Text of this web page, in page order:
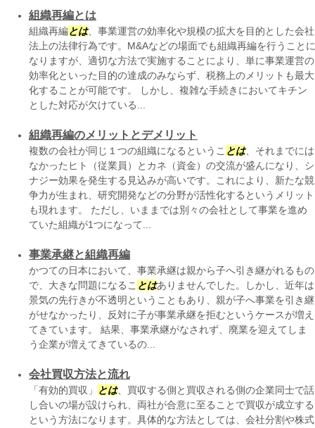
組織再編とは
組織再編とは、事業運営の効率化や規模の拡大を目的とした会社
法上の法律行為です。M&Aなどの場面でも組織再編を行うことに
なりますが、適切な方法で実施することにより、単に事業運営の
効率化といった目的の達成のみならず、税務上のメリットも最大
化することが可能です。 しかし、複雑な手続きにおいてキチン
とした対応が欠けている...
組織再編のメリットとデメリット
複数の会社が同じ１つの組織になるというこ とは、それまでには
なかったヒト（従業員）とカネ（資金）の交流が盛んになり、シ
ナジー効果を発生する見込みが高いです。これにより、新たな競
争力が生まれ、研究開発などの分野が活性化するというメリット
も現れます。 ただし、いままでは別々の会社として事業を進め
ていた組織が1つになって...
事業承継と組織再編
かつての日本において、事業承継は親から子へ引き継がれるもの
で、大きな問題になるこ とはありませんでした。しかし、近年は
景気の先行きが不透明ということもあり、親が子へ事業を引き継
がせなかったり、反対に子が事業承継を拒むというケースが増え
てきています。 結果、事業承継がなされず、廃業を迎えてしま
う企業が増えてきているの...
会社買収方法と流れ
「有効的買収」 とは、買収する側と買収される側の企業同士で話
し合いの場が設けられ、両社が合意に至ることで買収が成立する
という方法になります。具体的な方法としては、会社分割や株式